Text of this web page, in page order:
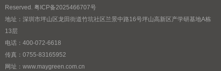
Reserved. 粤ICP备2025466707号
地址：深圳市坪山区龙田街道竹坑社区兰景中路16号坪山高新区产学研基地A栋
13层
电话： 400-072-6618
传真：0755-83165952
网址： www.maygreen.com.cn